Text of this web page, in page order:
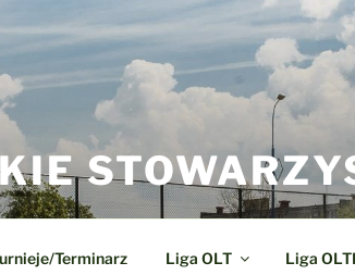
Terminarz Liga OLT Liga